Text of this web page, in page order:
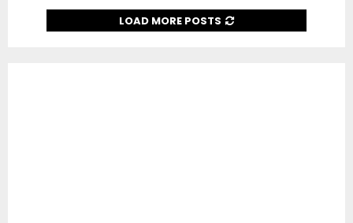
LOAD MORE POSTS